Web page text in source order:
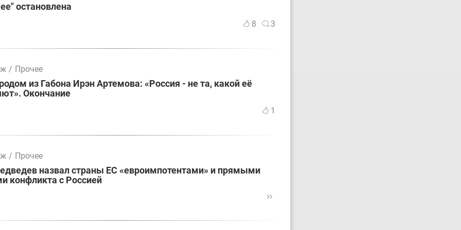
остановлена
8 3
/ Прочее
из Габона Ирэн Артемова: «Россия - не та, какой её
Окончание
1
/ Прочее
назвал страны ЕС «евроимпотентами» и прямыми
конфликта с Россией